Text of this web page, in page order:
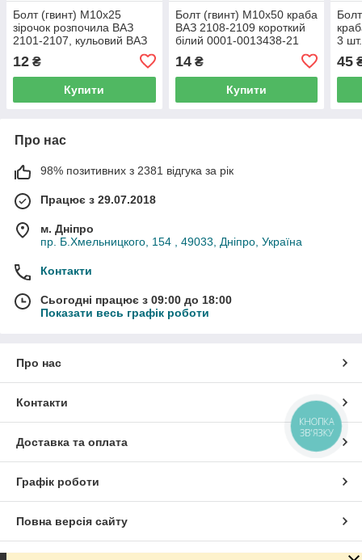
Болт (гвинт) М10х25
зірочок розпочила ВАЗ
2101-2107, кульовий ВАЗ
0059707-30 БілЗАН
12 ₴
Купити
Болт (гвинт) М10х50 краба
ВАЗ 2108-2109 короткий
білий 0001-0013438-21
14₴
Купити
3
45
Про нас
98% позитивних з 2381 відгука за рік
Працює з 29.07.2018
м. Дніпро
пр. Б.Хмельницкого, 154 , 49033, Дніпро, Україна
Контакти
Сьогодні працює з 09:00 до 18:00
Показати весь графік роботи
Про нас
Контакти
Доставка та оплата
Графік роботи
Повна версія сайту
КНОПКА
ЗВ'ЯЗКУ